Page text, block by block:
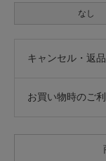
なし
キャンセル・返
お買い物時のご